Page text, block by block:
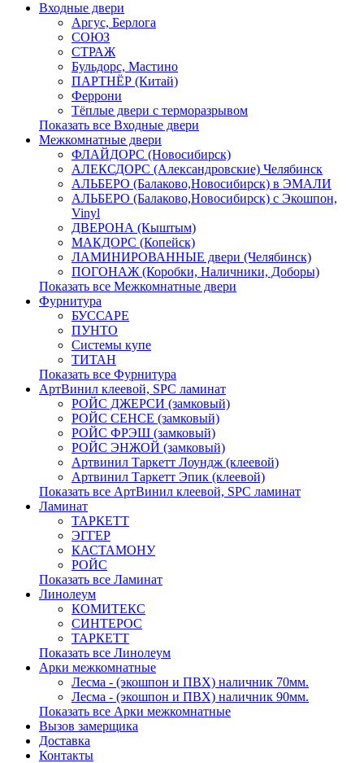
Входные двери
Аргус, Берлога
СОЮЗ
СТРАЖ
Бульдорс, Мастино
ПАРТНЁР (Китай)
Феррони
Тёплые двери с терморазрывом
Показать все Входные двери
Межкомнатные двери
ФЛАЙДОРС (Новосибирск)
АЛЕКСДОРС (Александровские) Челябинск
АЛЬБЕРО (Балаково,Новосибирск) в ЭМАЛИ
АЛЬБЕРО (Балаково,Новосибирск) с Экошпон,
Vinyl
ДВЕРОНА (Кыштым)
МАКДОРС (Копейск)
ЛАМИНИРОВАННЫЕ двери (Челябинск)
ПОГОНАЖ (Коробки, Наличники, Доборы)
Показать все Межкомнатные двери
Фурнитура
БУССАРЕ
ПУНТО
Системы купе
ТИТАН
Показать все Фурнитура
АртВинил клеевой, SPC ламинат
РОЙС ДЖЕРСИ (замковый)
РОЙС СЕНСЕ (замковый)
РОЙС ФРЭШ (замковый)
РОЙС ЭНЖОЙ (замковый)
Артвинил Таркетт Лоундж (клеевой)
Артвинил Таркетт Эпик (клеевой)
Показать все АртВинил клеевой, SPC ламинат
Ламинат
ТАРКЕТТ
ЭГГЕР
КАСТАМОНУ
РОЙС
Показать все Ламинат
Линолеум
КОМИТЕКС
СИНТЕРОС
ТАРКЕТТ
Показать все Линолеум
Арки межкомнатные
Лесма - (экошпон и ПВХ) наличник 70мм.
Лесма - (экошпон и ПВХ) наличник 90мм.
Показать все Арки межкомнатные
Вызов замерщика
Доставка
Контакты